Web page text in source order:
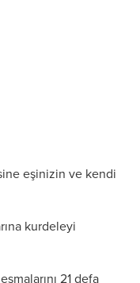
eşinizin ve kendi
kurdeleyi
esmalarını 21 defa